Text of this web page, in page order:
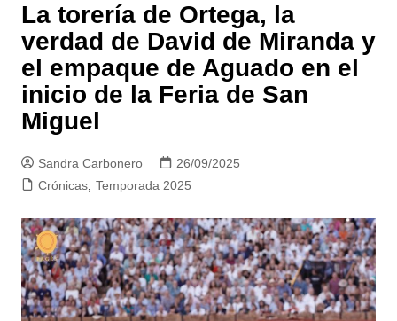
La torería de Ortega, la
verdad de David de Miranda y
el empaque de Aguado en el
inicio de la Feria de San
Miguel
Sandra Carbonero
26/09/2025
Crónicas, Temporada 2025